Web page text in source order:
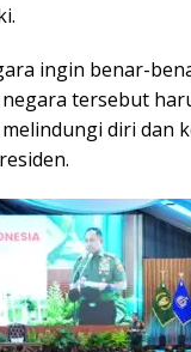
ingin benar-
tersebut
diri dan